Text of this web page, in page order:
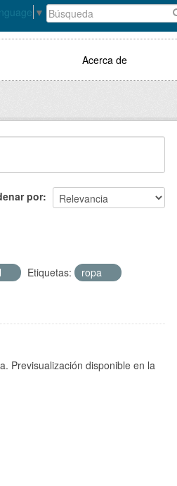
▼
Acerca de
por
Etiquetas:
ropa
Previsualización disponible en la